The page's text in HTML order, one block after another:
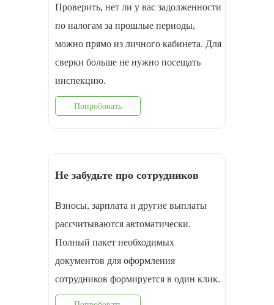
Проверить, нет ли у вас задолженности
по налогам за прошлые периоды,
можно прямо из личного кабинета. Для
сверки больше не нужно посещать
инспекцию.
Попробовать
Не забудьте про сотрудников
Взносы, зарплата и другие выплаты
рассчитываются автоматически.
Полный пакет необходимых
документов для оформления
cотрудников формируется в один клик.